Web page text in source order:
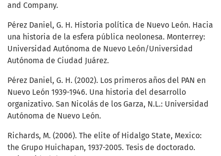
and Company.
Pérez Daniel, G. H. Historia política de Nuevo León. Hacia
una historia de la esfera pública neolonesa. Monterrey:
Universidad Autónoma de Nuevo León/Universidad
Autónoma de Ciudad Juárez.
Pérez Daniel, G. H. (2002). Los primeros años del PAN en
Nuevo León 1939-1946. Una historia del desarrollo
organizativo. San Nicolás de los Garza, N.L.: Universidad
Autónoma de Nuevo León.
Richards, M. (2006). The elite of Hidalgo State, Mexico:
the Grupo Huichapan, 1937-2005. Tesis de doctorado.